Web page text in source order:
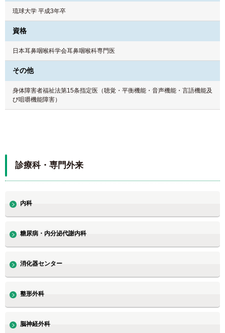
琉球大学 平成3年卒
資格
日本耳鼻咽喉科学会耳鼻咽喉科専門医
その他
身体障害者福祉法第15条指定医（聴覚・平衡機能・音声機能・言語機能及
び咀嚼機能障害）
診療科・専門外来
内科
糖尿病・内分泌代謝内科
消化器センター
整形外科
脳神経外科